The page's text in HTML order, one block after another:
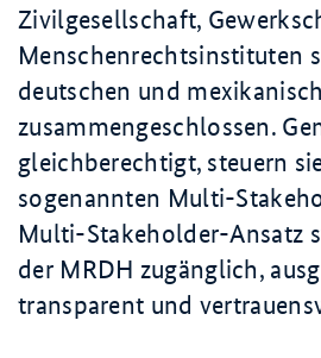
Zivilgesellschaft,
Menschenrechtsinstituten
deutschen und
zusammengeschlossen.
gleichberechtigt, steuern
sogenannten Multi-
Multi-Stakeholder-Ansatz
der MRDH zugänglich,
transparent und